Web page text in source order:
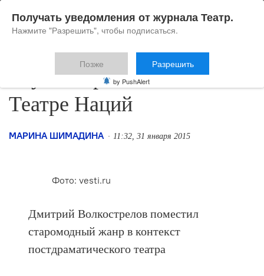
«Русскiй романсъ» в
Театре Наций
МАРИНА ШИМАДИНА 11:32, 31 января 2015
Фото: vesti.ru
Дмитрий Волкострелов поместил
старомодный жанр в контекст
постдраматического театра
Получать уведомления от журнала Театр.
Нажмите "Разрешить", чтобы подписаться.
Позже Разрешить
by PushAlert